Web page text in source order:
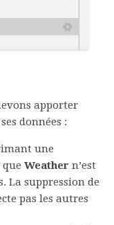
apporter
données :
une
que Weather n’est
La suppression de
pas les autres